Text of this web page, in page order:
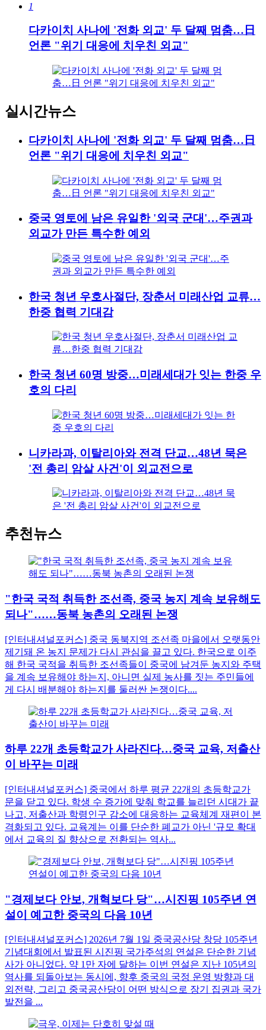
1
다카이치 사나에 '전화 외교' 두 달째 멈춤…日
언론 "위기 대응에 치우친 외교"
실시간뉴스
다카이치 사나에 '전화 외교' 두 달째 멈춤…日
언론 "위기 대응에 치우친 외교"
중국 영토에 남은 유일한 '외국 군대'…주권과
외교가 만든 특수한 예외
한국 청년 우호사절단, 장춘서 미래산업 교류…
한중 협력 기대감
한국 청년 60명 방중…미래세대가 잇는 한중 우
호의 다리
니카라과, 이탈리아와 전격 단교…48년 묵은
'전 총리 암살 사건'이 외교전으로
추천뉴스
"한국 국적 취득한 조선족, 중국 농지 계속 보유해도
되나"……동북 농촌의 오래된 논쟁
[인터내셔널포커스] 중국 동북지역 조선족 마을에서 오랫동안
제기돼 온 농지 문제가 다시 관심을 끌고 있다. 한국으로 이주
해 한국 국적을 취득한 조선족들이 중국에 남겨둔 농지와 주택
을 계속 보유해야 하는지, 아니면 실제 농사를 짓는 주민들에
게 다시 배분해야 하는지를 둘러싼 논쟁이다....
하루 22개 초등학교가 사라진다…중국 교육, 저출산
이 바꾸는 미래
[인터내셔널포커스] 중국에서 하루 평균 22개의 초등학교가
문을 닫고 있다. 학생 수 증가에 맞춰 학교를 늘리던 시대가 끝
나고, 저출산과 학령인구 감소에 대응하는 교육체계 재편이 본
격화되고 있다. 교육계는 이를 단순한 폐교가 아닌 '규모 확대
에서 교육의 질 향상으로 전환되는 역사...
"경제보다 안보, 개혁보다 당"…시진핑 105주년 연
설이 예고한 중국의 다음 10년
[인터내셔널포커스] 2026년 7월 1일 중국공산당 창당 105주년
기념대회에서 발표된 시진핑 국가주석의 연설은 단순한 기념
사가 아니었다. 약 1만 자에 달하는 이번 연설은 지난 105년의
역사를 되돌아보는 동시에, 향후 중국의 국정 운영 방향과 대
외전략, 그리고 중국공산당이 어떤 방식으로 장기 집권과 국가
발전을 ...